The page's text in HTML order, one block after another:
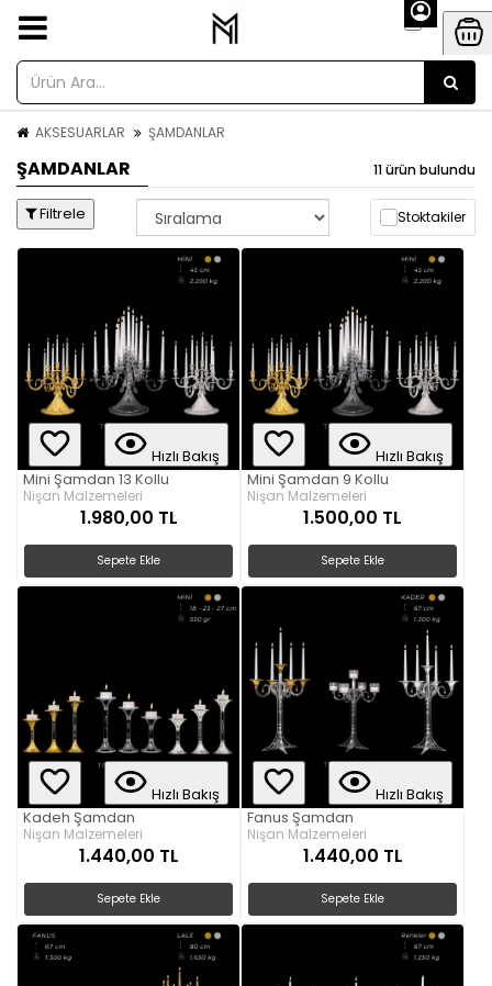
AKSESUARLAR ŞAMDANLAR
ŞAMDANLAR 11 ürün bulundu
Filtrele Stoktakiler
Hızlı Bakış
Mini Şamdan 13 Kollu
Nişan Malzemeleri
1.980,00 TL
Sepete Ekle
Hızlı Bakış
Mini Şamdan 9 Kollu
Nişan Malzemeleri
1.500,00 TL
Sepete Ekle
Hızlı Bakış
Kadeh Şamdan
Nişan Malzemeleri
1.440,00 TL
Sepete Ekle
Hızlı Bakış
Fanus Şamdan
Nişan Malzemeleri
1.440,00 TL
Sepete Ekle